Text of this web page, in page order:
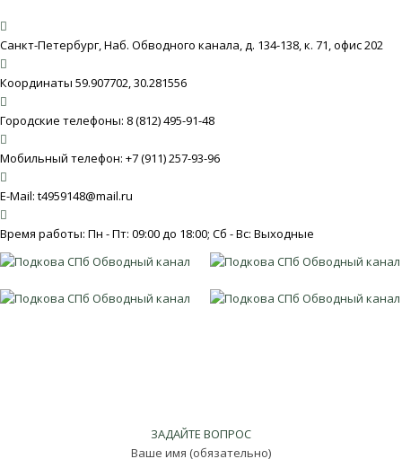
Санкт-Петербург, Наб. Обводного канала, д. 134-138, к. 71, офис 202
Координаты 59.907702, 30.281556
Городские телефоны: 8 (812) 495-91-48
Мобильный телефон: +7 (911) 257-93-96
E-Mail: t4959148@mail.ru
Время работы: Пн - Пт: 09:00 до 18:00; Сб - Вс: Выходные
ЗАДАЙТЕ ВОПРОС
Ваше имя (обязательно)